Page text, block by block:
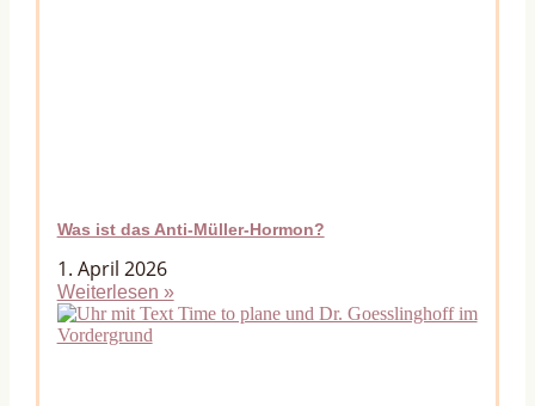
Was ist das Anti-Müller-Hormon?
1. April 2026
Weiterlesen »